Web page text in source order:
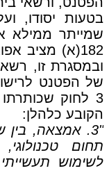
בטעות יסודו,
שמייתר ממילא
182(א) מציב
ובמסגרת זו,
של הפטנט
3 לחוק
הקובע כלהלן:
"3. אמצאה,
תחום
לשימוש